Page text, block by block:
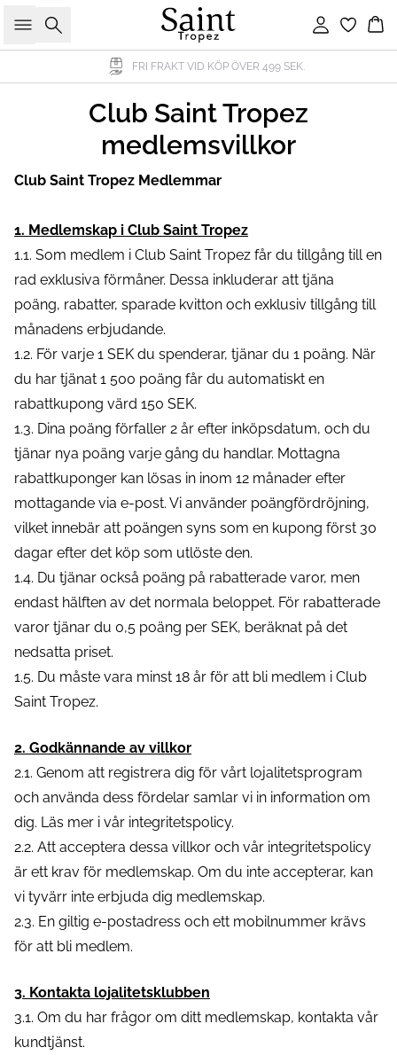
Sök Logga in
FRI FRAKT VID KÖP ÖVER 499 SEK.
Club Saint Tropez
medlemsvillkor
Club Saint Tropez Medlemmar
1. Medlemskap i Club Saint Tropez
1.1. Som medlem i Club Saint Tropez får du tillgång till en
rad exklusiva förmåner. Dessa inkluderar att tjäna
poäng, rabatter, sparade kvitton och exklusiv tillgång till
månadens erbjudande.
1.2. För varje 1 SEK du spenderar, tjänar du 1 poäng. När
du har tjänat 1 500 poäng får du automatiskt en
rabattkupong värd 150 SEK.
1.3. Dina poäng förfaller 2 år efter inköpsdatum, och du
tjänar nya poäng varje gång du handlar. Mottagna
rabattkuponger kan lösas in inom 12 månader efter
mottagande via e-post. Vi använder poängfördröjning,
vilket innebär att poängen syns som en kupong först 30
dagar efter det köp som utlöste den.
1.4. Du tjänar också poäng på rabatterade varor, men
endast hälften av det normala beloppet. För rabatterade
varor tjänar du 0,5 poäng per SEK, beräknat på det
nedsatta priset.
1.5. Du måste vara minst 18 år för att bli medlem i Club
Saint Tropez.
2. Godkännande av villkor
2.1. Genom att registrera dig för vårt lojalitetsprogram
och använda dess fördelar samlar vi in information om
dig. Läs mer i vår integritetspolicy.
2.2. Att acceptera dessa villkor och vår integritetspolicy
är ett krav för medlemskap. Om du inte accepterar, kan
vi tyvärr inte erbjuda dig medlemskap.
2.3. En giltig e-postadress och ett mobilnummer krävs
för att bli medlem.
3. Kontakta lojalitetsklubben
3.1. Om du har frågor om ditt medlemskap, kontakta vår
kundtjänst.